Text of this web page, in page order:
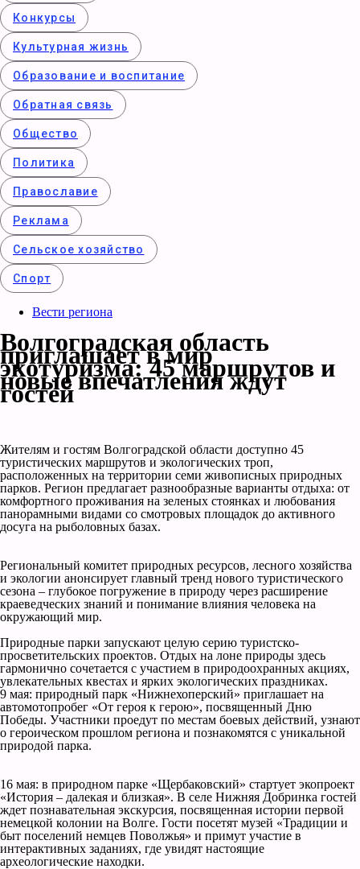
Конкурcы
Культурная жизнь
Образование и воспитание
Обратная связь
Общество
Политика
Православие
Реклама
Сельское хозяйство
Спорт
Вести региона
Волгоградская область
приглашает в мир
экотуризма: 45 маршрутов и
новые впечатления ждут
гостей
Жителям и гостям Волгоградской области доступно 45
туристических маршрутов и экологических троп,
расположенных на территории семи живописных природных
парков. Регион предлагает разнообразные варианты отдыха: от
комфортного проживания на зеленых стоянках и любования
панорамными видами со смотровых площадок до активного
досуга на рыболовных базах.
Региональный комитет природных ресурсов, лесного хозяйства
и экологии анонсирует главный тренд нового туристического
сезона – глубокое погружение в природу через расширение
краеведческих знаний и понимание влияния человека на
окружающий мир.
Природные парки запускают целую серию туристско-
просветительских проектов. Отдых на лоне природы здесь
гармонично сочетается с участием в природоохранных акциях,
увлекательных квестах и ярких экологических праздниках.
9 мая: природный парк «Нижнехоперский» приглашает на
автомотопробег «От героя к герою», посвященный Дню
Победы. Участники проедут по местам боевых действий, узнают
о героическом прошлом региона и познакомятся с уникальной
природой парка.
16 мая: в природном парке «Щербаковский» стартует экопроект
«История – далекая и близкая». В селе Нижняя Добринка гостей
ждет познавательная экскурсия, посвященная истории первой
немецкой колонии на Волге. Гости посетят музей «Традиции и
быт поселений немцев Поволжья» и примут участие в
интерактивных заданиях, где увидят настоящие
археологические находки.